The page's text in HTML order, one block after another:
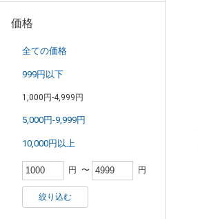
価格
全ての価格
999円以下
1,000円-4,999円
5,000円-9,999円
10,000円以上
円 〜 円
絞り込む